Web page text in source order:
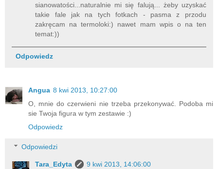
sianowatości...naturalnie mi się falują... żeby uzyskać
takie fale jak na tych fotkach - pasma z przodu
zakręcam na termoloki:) nawet mam wpis o na ten
temat:))
Odpowiedz
Angua 8 kwi 2013, 10:27:00
O, mnie do czerwieni nie trzeba przekonywać. Podoba mi
sie Twoja figura w tym zestawie :)
Odpowiedz
Odpowiedzi
Tara_Edyta
9 kwi 2013, 14:06:00